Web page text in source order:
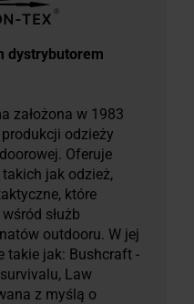
dystrybutorem
założona w 1983
odzieży
Oferuje
jak odzież,
które
służb
outdooru. W jej
takie jak: Bushcraft -
Law
z myślą o